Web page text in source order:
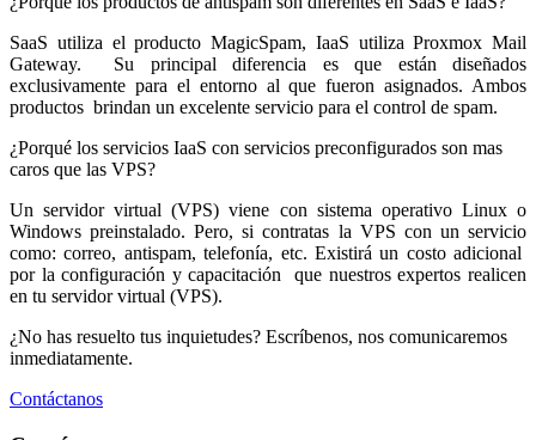
SaaS utiliza el producto MagicSpam, IaaS utiliza Proxmox Mail
Gateway. Su principal diferencia es que están diseñados
exclusivamente para el entorno al que fueron asignados. Ambos
productos brindan un excelente servicio para el control de spam.
¿Porqué los servicios IaaS con servicios preconfigurados son mas
caros que las VPS?
Un servidor virtual (VPS) viene con sistema operativo Linux o
Windows preinstalado. Pero, si contratas la VPS con un servicio
como: correo, antispam, telefonía, etc. Existirá un costo adicional
por la configuración y capacitación que nuestros expertos realicen
en tu servidor virtual (VPS).
¿No has resuelto tus inquietudes? Escríbenos, nos comunicaremos
inmediatamente.
Contáctanos